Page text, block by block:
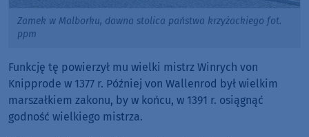
Zamek w Malborku, dawna stolica państwa krzyżackiego fot.
ppm
Funkcję tę powierzył mu wielki mistrz Winrych von
Knipprode w 1377 r. Później von Wallenrod był wielkim
marszałkiem zakonu, by w końcu, w 1391 r. osiągnąć
godność wielkiego mistrza.